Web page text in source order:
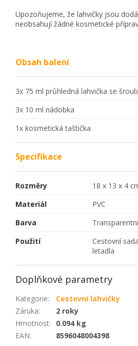
Upozoňujeme, že lahvičky jsou
neobsahují žádné kosmetické
Obsah balení
3x 75 ml průhledná lahvička se
3x 10 ml nádobka
1x kosmetická taštička
Specifikace
Rozměry
18 x 13 x 4
Materiál
PVC
Barva
Transparentní
Použití
Cestovní
letadla
Doplňkové parametry
Kategorie:
Cestovní lahvičky
Záruka:
2 roky
Hmotnost:
0.094 kg
EAN: 8596048004398